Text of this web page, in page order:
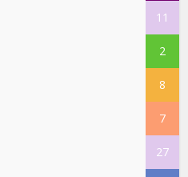
11
2
8
7
27